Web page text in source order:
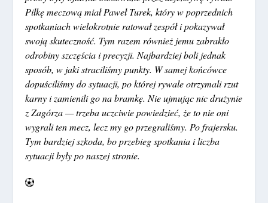
Piłkę meczową miał Paweł Turek, który w poprzednich
spotkaniach wielokrotnie ratował zespół i pokazywał
swoją skuteczność. Tym razem również jemu zabrakło
odrobiny szczęścia i precyzji. Najbardziej boli jednak
sposób, w jaki straciliśmy punkty. W samej końcówce
dopuściliśmy do sytuacji, po której rywale otrzymali rzut
karny i zamienili go na bramkę. Nie ujmując nic drużynie
z Zagórza — trzeba uczciwie powiedzieć, że to nie oni
wygrali ten mecz, lecz my go przegraliśmy. Po frajersku.
Tym bardziej szkoda, bo przebieg spotkania i liczba
sytuacji były po naszej stronie.